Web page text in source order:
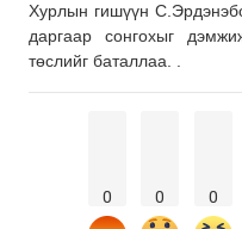
Хурлын гишүүн
даргаар сонгохыг
төслийг баталлаа. .
0 0 0